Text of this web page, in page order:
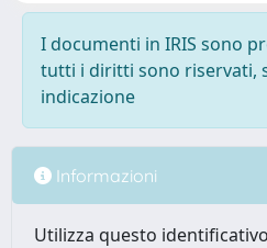
I documenti in IRIS sono
tutti i diritti sono riservati,
indicazione
Informazioni
Utilizza questo